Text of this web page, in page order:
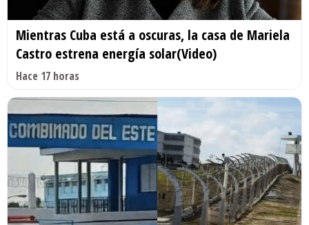
Mientras Cuba está a oscuras, la casa de Mariela
Castro estrena energía solar(Video)
Hace 17 horas